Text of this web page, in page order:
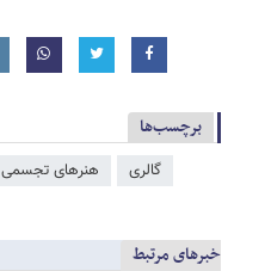
برچسب‌ها
گالری هنرهای تجسمی
خبرهای مرتبط